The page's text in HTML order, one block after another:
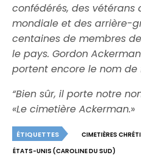
confédérés, des vétérans
mondiale et des arrière-
centaines de membres
le pays. Gordon
portent encore le nom de
“Bien sûr, il porte notre
«Le cimetière Ackerman.»
ÉTIQUETTES CIMETIÈRES
ÉTATS-UNIS (CAROLINE DU SUD)